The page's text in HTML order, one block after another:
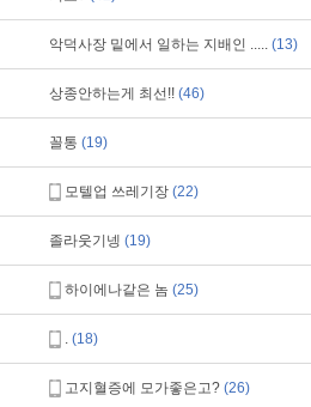
악덕사장 밑에서 일하는 지배인 ..... (13)
상종안하는게 최선!! (46)
꼴통 (19)
모텔업 쓰레기장 (22)
졸라웃기넹 (19)
하이에나같은 놈 (25)
. (18)
고지혈증에 모가좋은고? (26)